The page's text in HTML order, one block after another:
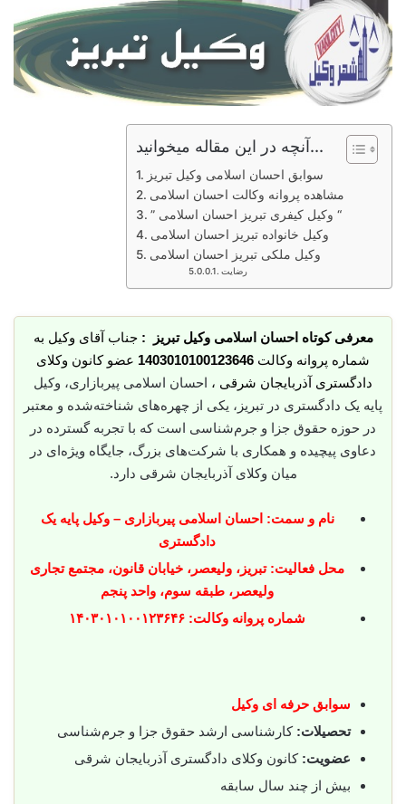
آنچه در این مقاله میخوانید...
سوابق احسان اسلامی وکیل تبریز
مشاهده پروانه وکالت احسان اسلامی
” وکیل کیفری تبریز احسان اسلامی “
وکیل خانواده تبریز احسان اسلامی
وکیل ملکی تبریز احسان اسلامی
رضایت
معرفی کوتاه احسان اسلامی وکیل تبریز :جناب آقای وکیل به
شماره پروانه وکالت 1403010100123646 عضو کانون وکلای
دادگستری آذربایجان شرقی ، احسان اسلامی پیربازاری، وکیل
پایه یک دادگستری در تبریز، یکی از چهره‌های شناخته‌شده و معتبر
در حوزه حقوق جزا و جرم‌شناسی است که با تجربه گسترده در
دعاوی پیچیده و همکاری با شرکت‌های بزرگ، جایگاه ویژه‌ای در
میان وکلای آذربایجان شرقی دارد.
نام و سمت: احسان اسلامی پیربازاری – وکیل پایه یک
دادگستری
محل فعالیت: تبریز، ولیعصر، خیابان قانون، مجتمع تجاری
ولیعصر، طبقه سوم، واحد پنجم
شماره پروانه وکالت: ۱۴۰۳۰۱۰۱۰۰۱۲۳۶۴۶
سوابق حرفه ای وکیل
تحصیلات: کارشناسی ارشد حقوق جزا و جرم‌شناسی
عضویت: کانون وکلای دادگستری آذربایجان شرقی
بیش از چند سال سابقه